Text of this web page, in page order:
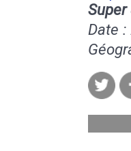
Super
Date :